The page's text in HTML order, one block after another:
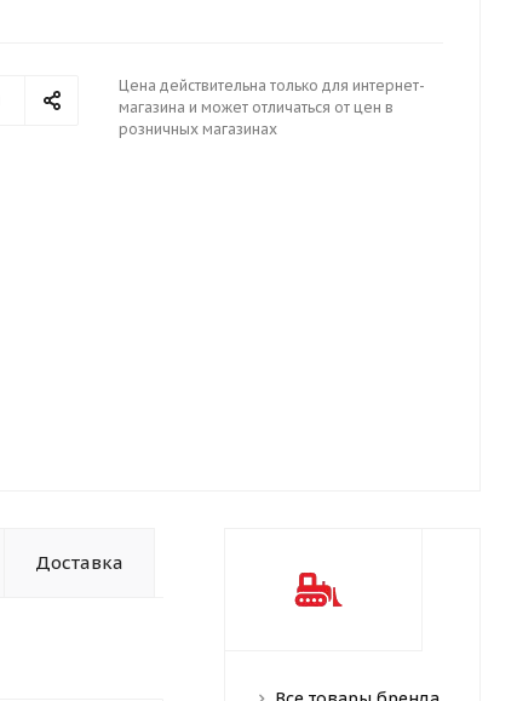
Цена действительна только для интернет-
магазина и может отличаться от цен в
розничных магазинах
Доставка